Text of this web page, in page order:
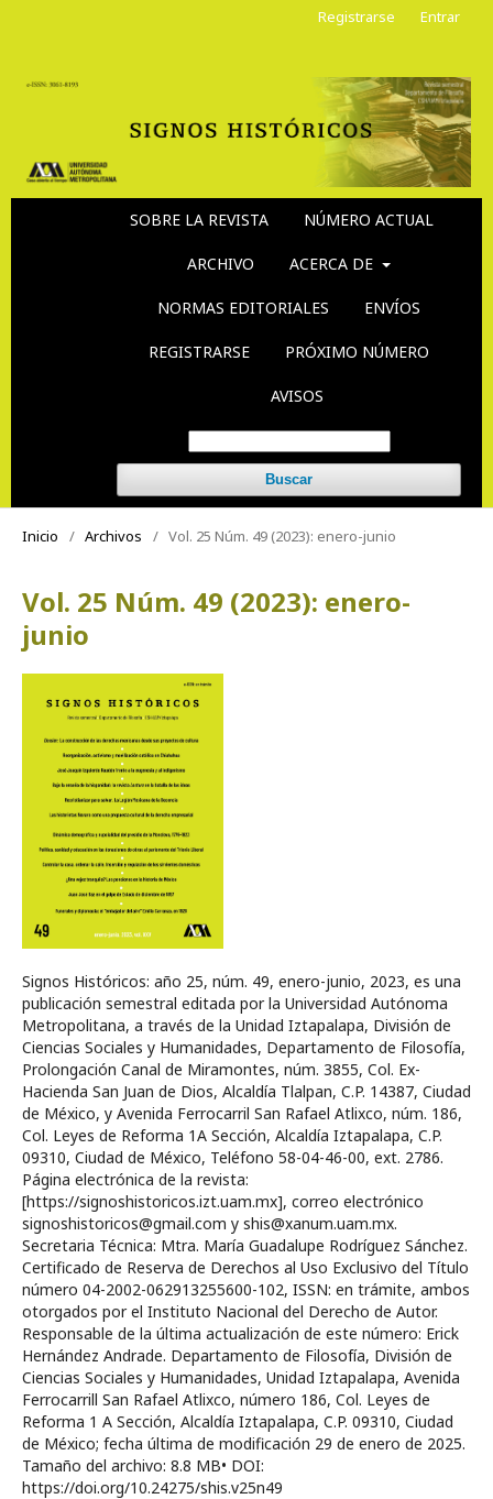
SOBRE LA REVISTA NÚMERO ACTUAL
ARCHIVO ACERCA DE
NORMAS EDITORIALES ENVÍOS
REGISTRARSE PRÓXIMO NÚMERO
AVISOS
Buscar
Registrarse Entrar
Inicio / Archivos / Vol. 25 Núm. 49 (2023): enero-junio
Vol. 25 Núm. 49 (2023): enero-
junio
Signos Históricos: año 25, núm. 49, enero-junio, 2023, es una
publicación semestral editada por la Universidad Autónoma
Metropolitana, a través de la Unidad Iztapalapa, División de
Ciencias Sociales y Humanidades, Departamento de Filosofía,
Prolongación Canal de Miramontes, núm. 3855, Col. Ex-
Hacienda San Juan de Dios, Alcaldía Tlalpan, C.P. 14387, Ciudad
de México, y Avenida Ferrocarril San Rafael Atlixco, núm. 186,
Col. Leyes de Reforma 1A Sección, Alcaldía Iztapalapa, C.P.
09310, Ciudad de México, Teléfono 58-04-46-00, ext. 2786.
Página electrónica de la revista:
[https://signoshistoricos.izt.uam.mx], correo electrónico
signoshistoricos@gmail.com y shis@xanum.uam.mx.
Secretaria Técnica: Mtra. María Guadalupe Rodríguez Sánchez.
Certificado de Reserva de Derechos al Uso Exclusivo del Título
número 04-2002-062913255600-102, ISSN: en trámite, ambos
otorgados por el Instituto Nacional del Derecho de Autor.
Responsable de la última actualización de este número: Erick
Hernández Andrade. Departamento de Filosofía, División de
Ciencias Sociales y Humanidades, Unidad Iztapalapa, Avenida
Ferrocarrill San Rafael Atlixco, número 186, Col. Leyes de
Reforma 1 A Sección, Alcaldía Iztapalapa, C.P. 09310, Ciudad
de México; fecha última de modificación 29 de enero de 2025.
Tamaño del archivo: 8.8 MB• DOI:
https://doi.org/10.24275/shis.v25n49